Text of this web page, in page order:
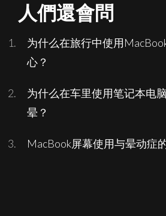
人們還會問
为什么在旅行中使用
心？
为什么在车里使用笔记本电
晕？
MacBook屏幕使用与晕动症